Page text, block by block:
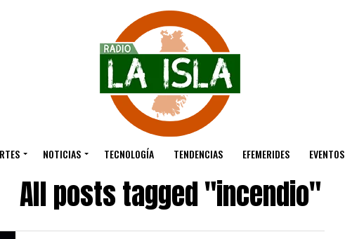
NOTICIAS TECNOLOGÍA TENDENCIAS EFEMERIDES EVENTOS
All posts tagged "incendio"